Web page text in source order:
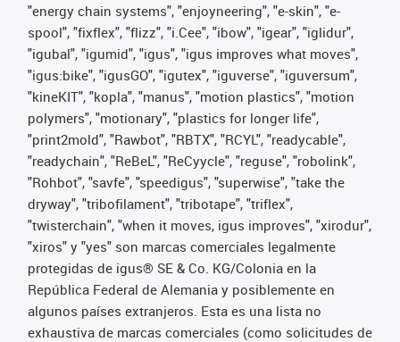
"energy chain systems", "enjoyneering", "e-skin", "e-
spool", "fixflex", "flizz", "i.Cee", "ibow", "igear", "iglidur",
"igubal", "igumid", "igus", "igus improves what moves",
"igus:bike", "igusGO", "igutex", "iguverse", "iguversum",
"kineKIT", "kopla", "manus", "motion plastics", "motion
polymers", "motionary", "plastics for longer life",
"print2mold", "Rawbot", "RBTX", "RCYL", "readycable",
"readychain", "ReBeL", "ReCyycle", "reguse", "robolink",
"Rohbot", "savfe", "speedigus", "superwise", "take the
dryway", "tribofilament", "tribotape", "triflex",
"twisterchain", "when it moves, igus improves", "xirodur",
"xiros" y "yes" son marcas comerciales legalmente
protegidas de igus® SE & Co. KG/Colonia en la
República Federal de Alemania y posiblemente en
algunos países extranjeros. Esta es una lista no
exhaustiva de marcas comerciales (como solicitudes de